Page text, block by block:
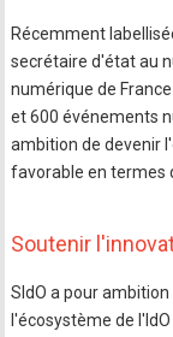
Récemment
secrétaire d'état au
numérique de
et 600 événements
ambition de devenir
favorable en termes
Soutenir
SIdO a pour
l'écosystème de